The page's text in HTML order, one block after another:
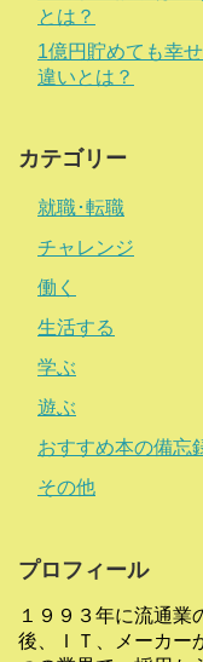
とは？
1億円貯めても幸
違いとは？
カテゴリー
就職･転職
チャレンジ
働く
生活する
学ぶ
遊ぶ
おすすめ本の備忘
その他
プロフィール
１９９３年に流通業
後、ＩＴ、メーカー